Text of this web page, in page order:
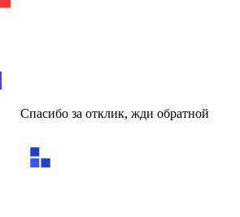
Спасибо за отклик, жди обратной